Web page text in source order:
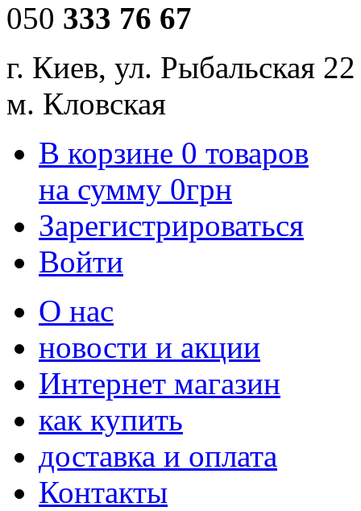
050 333 76 67
г. Киев, ул. Рыбальская 22
м. Кловская
В корзине 0 товаров
на сумму 0грн
Зарегистрироваться
Войти
О нас
новости и акции
Интернет магазин
как купить
доставка и оплата
Контакты